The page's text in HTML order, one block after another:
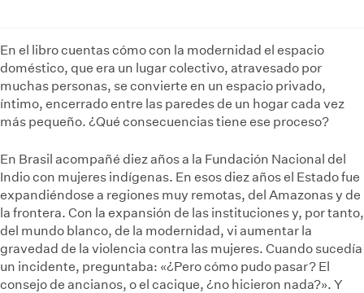
En el libro cuentas cómo con la modernidad el espacio
doméstico, que era un lugar colectivo, atravesado por
muchas personas, se convierte en un espacio privado,
íntimo, encerrado entre las paredes de un hogar cada vez
más pequeño. ¿Qué consecuencias tiene ese proceso?
En Brasil acompañé diez años a la Fundación Nacional del
Indio con mujeres indígenas. En esos diez años el Estado fue
expandiéndose a regiones muy remotas, del Amazonas y de
la frontera. Con la expansión de las instituciones y, por tanto,
del mundo blanco, de la modernidad, vi aumentar la
gravedad de la violencia contra las mujeres. Cuando sucedía
un incidente, preguntaba: «¿Pero cómo pudo pasar? El
consejo de ancianos, o el cacique, ¿no hicieron nada?». Y